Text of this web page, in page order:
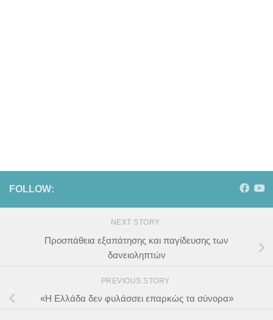
FOLLOW:
NEXT STORY
Προσπάθεια εξαπάτησης και παγίδευσης των
δανειοληπτών
PREVIOUS STORY
«Η Ελλάδα δεν φυλάσσει επαρκώς τα σύνορα»